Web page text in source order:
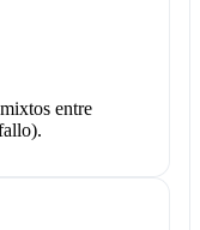
entre